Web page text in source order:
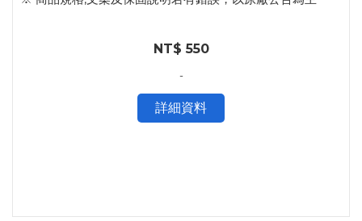
NT$ 550
-
詳細資料